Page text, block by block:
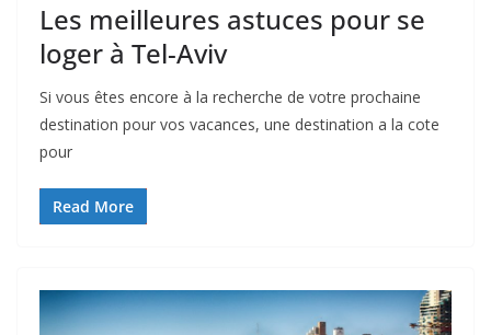
Les meilleures astuces pour se
loger à Tel-Aviv
Si vous êtes encore à la recherche de votre prochaine
destination pour vos vacances, une destination a la cote
pour
Read More